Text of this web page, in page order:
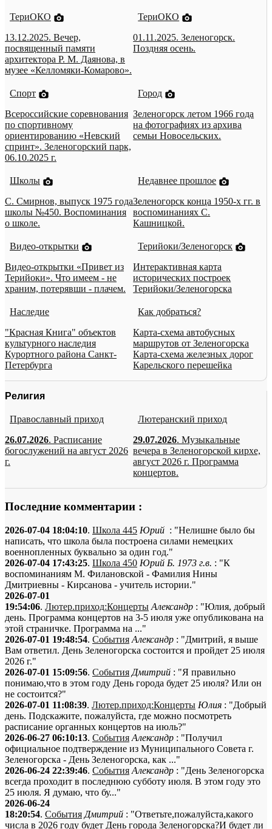
ТериОКО
13.12.2025. Вечер,
посвященный памяти
архитектора Р. М. Даянова, в
музее «Келломяки-Комарово».
ТериОКО
01.11.2025. Зеленогорск.
Поздняя осень.
Спорт
Всероссийские соревнования
по спортивному
ориентированию «Невский
спринт». Зеленогорский парк,
06.10.2025 г.
Город
Зеленогорск летом 1966 года
на фотографиях из архива
семьи Новосельских.
Школы
С. Смирнов, выпуск 1975 года
школы №450. Воспоминания
о школе.
Недавнее прошлое
Зеленогорск конца 1950-х гг. в
воспоминаниях С.
Кашницкой.
Видео-открытки
Видео-открытки «Привет из
Терийоки». Что имеем - не
храним, потерявши - плачем.
Терийоки/Зеленогорск
Интерактивная карта
исторических построек
Терийоки/Зеленогорска
Наследие
"Красная Книга" объектов
культурного наследия
Курортного района Санкт-
Петербурга
Как добраться?
Карта-схема автобусных
маршрутов от Зеленогорска
Карта-схема железных дорог
Карельского перешейка
Религия
Православный приход
26.07.2026. Расписание
богослужений на август 2026
г.
Лютеранский приход
29.07.2026. Музыкальные
вечера в Зеленогорской кирхе,
август 2026 г. Программа
концертов.
Последние комментарии :
2026-07-04 18:04:10. Школа 445 Юрий : "Нелишне было бы
написать, что школа была построена силами немецких
военнопленных буквально за один год."
2026-07-04 17:43:25. Школа 450 Юрий Б. 1973 г.в. : "К
воспоминаниям М. Филановской - Фамилия Нины
Дмитриевны - Кирсанова - учитель истории."
2026-07-01
19:54:06. Лютер.приход:Концерты Александр : "Юлия, добрый
день. Программа концертов на 3-5 июля уже опубликована на
этой страничке. Программа на ..."
2026-07-01 19:48:54. События Александр : "Дмитрий, я выше
Вам ответил. День Зеленогорска состоится и пройдет 25 июля
2026 г."
2026-07-01 15:09:56. События Дмитрий : "Я правильно
понимаю,что в этом году День города будет 25 июля? Или он
не состоится?"
2026-07-01 11:08:39. Лютер.приход:Концерты Юлия : "Добрый
день. Подскажите, пожалуйста, где можно посмотреть
расписание органных концертов на июль?"
2026-06-27 06:10:13. События Александр : "Получил
официальное подтверждение из Муниципального Совета г.
Зеленогорска - День Зеленогорска, как ..."
2026-06-24 22:39:46. События Александр : "День Зеленогорска
всегда проходит в последнюю субботу июля. В этом году это
25 июля. Я думаю, что бу..."
2026-06-24
18:20:54. События Дмитрий : "Ответьте,пожалуйста,какого
числа в 2026 году будет День города Зеленогорска?И будет ли